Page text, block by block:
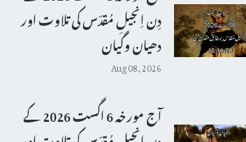
دِن اِنجیلِ مُقدّس کی تلاوت اور
دھیان وگیان
Aug 08, 2026
آج مورخہ 6 اگست 2026 کے